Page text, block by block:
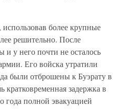
более крупные
решительно. После
у него почти не осталось
Его войска утратили
были отброшены к Буэрату в
задержка в
года полной эвакуацией